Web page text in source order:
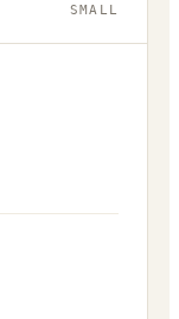
SMALL